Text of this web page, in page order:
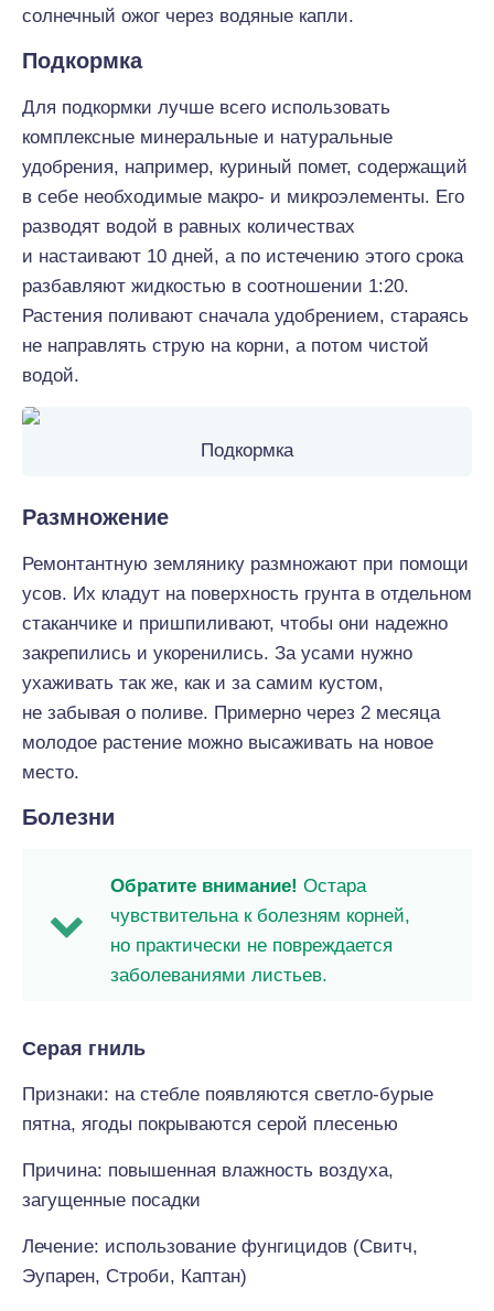
солнечный ожог через водяные капли.
Подкормка
Для подкормки лучше всего использовать
комплексные минеральные и натуральные
удобрения, например, куриный помет, содержащий
в себе необходимые макро- и микроэлементы. Его
разводят водой в равных количествах
и настаивают 10 дней, а по истечению этого срока
разбавляют жидкостью в соотношении 1:20.
Растения поливают сначала удобрением, стараясь
не направлять струю на корни, а потом чистой
водой.
Подкормка
Размножение
Ремонтантную землянику размножают при помощи
усов. Их кладут на поверхность грунта в отдельном
стаканчике и пришпиливают, чтобы они надежно
закрепились и укоренились. За усами нужно
ухаживать так же, как и за самим кустом,
не забывая о поливе. Примерно через 2 месяца
молодое растение можно высаживать на новое
место.
Болезни
Обратите внимание! Остара
чувствительна к болезням корней,
но практически не повреждается
заболеваниями листьев.
Серая гниль
Признаки: на стебле появляются светло-бурые
пятна, ягоды покрываются серой плесенью
Причина: повышенная влажность воздуха,
загущенные посадки
Лечение: использование фунгицидов (Свитч,
Эупарен, Строби, Каптан)